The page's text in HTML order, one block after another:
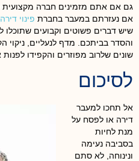
גם אם אתם מזמינים חברה מקצועית
אם נעזרתם במעבר בחברת פינוי דירה
שיש דברים פשוטים וקבועים שתוכלו
והסדר בביתכם. מדף לנעליים, ניקוי
שונים שלרוב מפוזרים והקפידו
לסיכום
אל תחכו למעבר
דירה או לפסח על
מנת לחיות
בסביבה נעימה
ונינוחה, לא סתם